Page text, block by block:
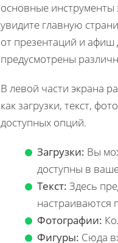
основные инструменты
увидите главную
от презентаций и афиш
предусмотрены
В левой части экрана
как загрузки, текст,
доступных опций.
Загрузки: Вы
доступны в
Текст: Здесь
настраиваются
Фотографии:
Фигуры: Сюда